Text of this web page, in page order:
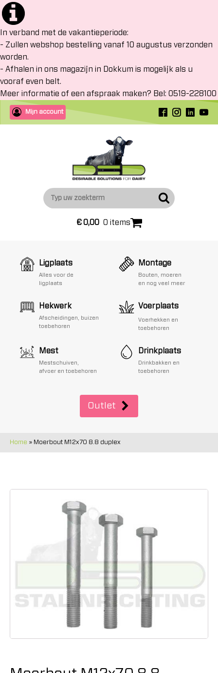
In verband met de vakantieperiode:
- Zullen webshop bestelling vanaf 10 augustus verzonden
worden.
- Afhalen in ons magazijn in Dokkum is mogelijk als u
vooraf even belt.
Meer informatie of een afspraak maken? Bel: 0519-228100
Mijn account
€0,00 0 items
Ligplaats
Alles voor de
ligplaats
Montage
Bouten, moeren
en nog veel meer
Hekwerk
Afscheidingen, buizen
toebehoren
Voerplaats
Voerhekken en
toebehoren
Mest
Mestschuiven,
afvoer en toebehoren
Drinkplaats
Drinkbakken en
toebehoren
Outlet
Home » Moerbout M12x70 8.8 duplex